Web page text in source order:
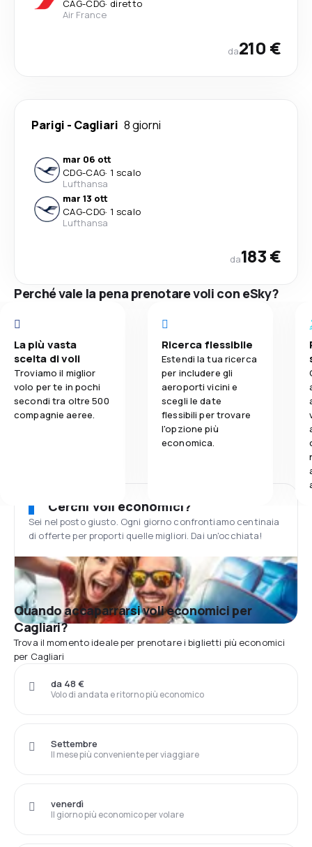
CAG-CDG· diretto
Air France
da210 €
Parigi - Cagliari 8 giorni
mar 06 ott
CDG-CAG· 1 scalo
Lufthansa
mar 13 ott
CAG-CDG· 1 scalo
Lufthansa
da183 €
Perché vale la pena prenotare voli con eSky?
La più vasta
scelta di voli
Troviamo il miglior
volo per te in pochi
secondi tra oltre 500
compagnie aeree.
Ricerca flessibile
Estendi la tua ricerca
per includere gli
aeroporti vicini e
scegli le date
flessibili per trovare
l'opzione più
economica.
Cerchi voli economici?
Sei nel posto giusto. Ogni giorno confrontiamo centinaia
di offerte per proporti quelle migliori. Dai un'occhiata!
Quando accaparrarsi voli economici per
Cagliari?
Trova il momento ideale per prenotare i biglietti più economici
per Cagliari
Volo di andata e ritorno più economico
da 48 €
Il mese più conveniente per viaggiare
Settembre
Il giorno più economico per volare
venerdì